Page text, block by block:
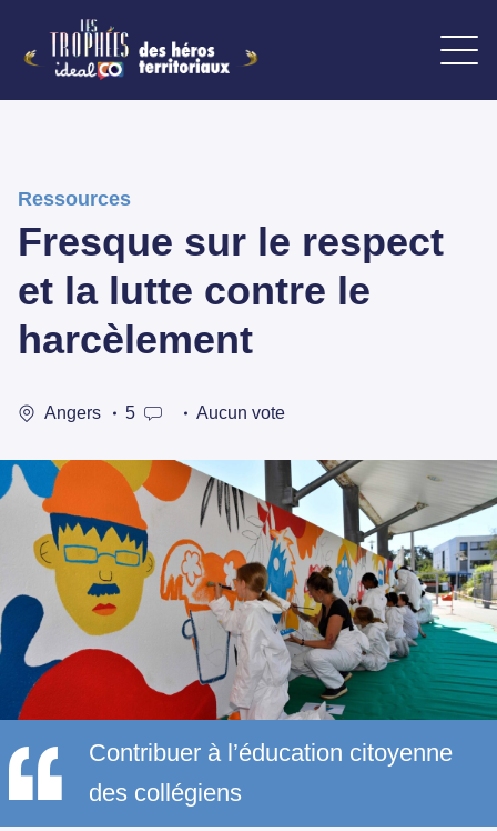
Ressources
Fresque sur le respect
et la lutte contre le
harcèlement
Angers 5 Aucun vote
Contribuer à l’éducation citoyenne
des collégiens